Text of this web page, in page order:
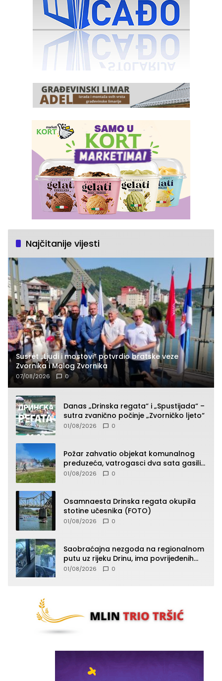
Najčitanije vijesti
Susret „Ljudi i mostovi“ potvrdio bratske veze
Zvornika i Malog Zvornika
07/08/2026 0
Danas „Drinska regata“ i „Spustijada“ –
sutra zvanično počinje „Zvorničko ljeto“
01/08/2026 0
Požar zahvatio objekat komunalnog
preduzeća, vatrogasci dva sata gasili
vatru (FOTO)
01/08/2026 0
Osamnaesta Drinska regata okupila
stotine učesnika (FOTO)
01/08/2026 0
Saobraćajna nezgoda na regionalnom
putu uz rijeku Drinu, ima povrijeđenih
lica (FOTO)
01/08/2026 0